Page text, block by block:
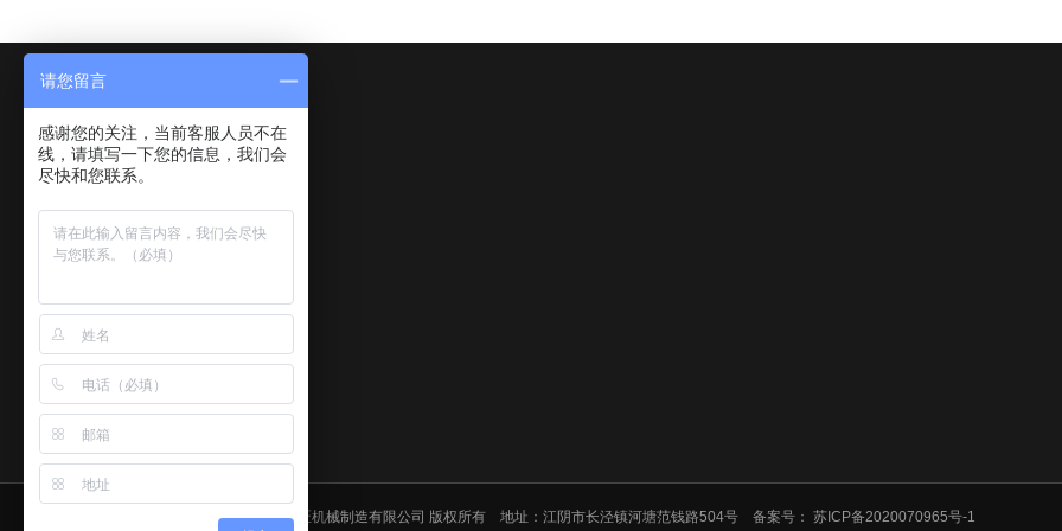
Copyright © 2020-2021 江阴市般匠机械制造有限公司 版权所有 地址：江阴市长泾镇河塘范钱路504号 备案号： 苏ICP备2020070965号-1
请您留言
感谢您的关注，当前客服人员不在
线，请填写一下您的信息，我们会
尽快和您联系。